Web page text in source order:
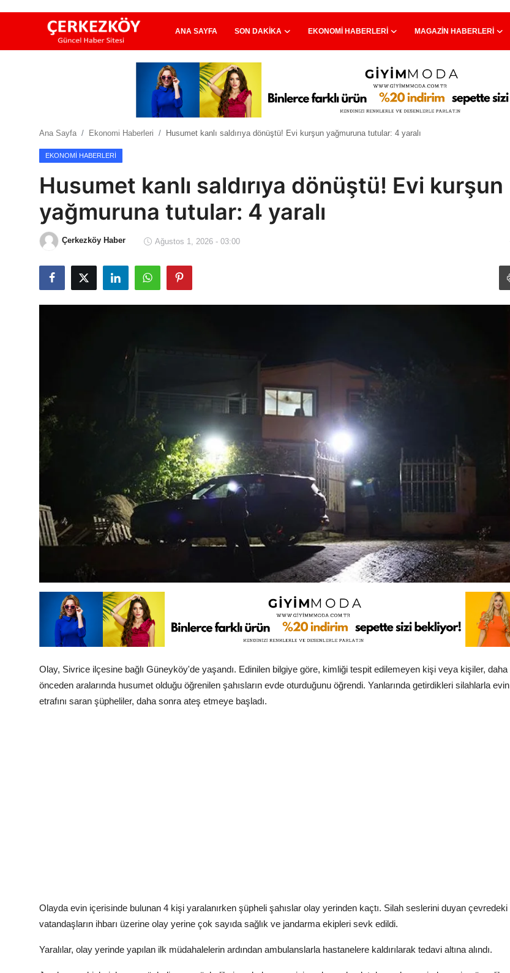
ANA SAYFA SON DAKIKA EKONOMI HABERLERI MAGAZIN HABERLERI
Ekonomi Haberleri
Teknoloji Haberleri
Çerkezköy
Ana Sayfa Ekonomi Haberleri Husumet kanlı saldırıya dönüştü! Evi kurşun yağmuruna tutular: 4 yaralı
EKONOMI HABERLERI
Husumet kanlı saldırıya dönüştü! Evi kurşun
yağmuruna tutular: 4 yaralı
Çerkezköy Haber Ağustos 1, 2026 - 03:00
Olay, Sivrice ilçesine bağlı Güneyköy'de yaşandı. Edinilen bilgiye göre, kimliği tespit edilemeyen kişi veya kişiler, daha
önceden aralarında husumet olduğu öğrenilen şahısların evde oturduğunu öğrendi. Yanlarında getirdikleri silahlarla evin
etrafını saran şüpheliler, daha sonra ateş etmeye başladı.
Olayda evin içerisinde bulunan 4 kişi yaralanırken şüpheli şahıslar olay yerinden kaçtı. Silah seslerini duyan çevredeki
vatandaşların ihbarı üzerine olay yerine çok sayıda sağlık ve jandarma ekipleri sevk edildi.
Yaralılar, olay yerinde yapılan ilk müdahalelerin ardından ambulanslarla hastanelere kaldırılarak tedavi altına alındı.